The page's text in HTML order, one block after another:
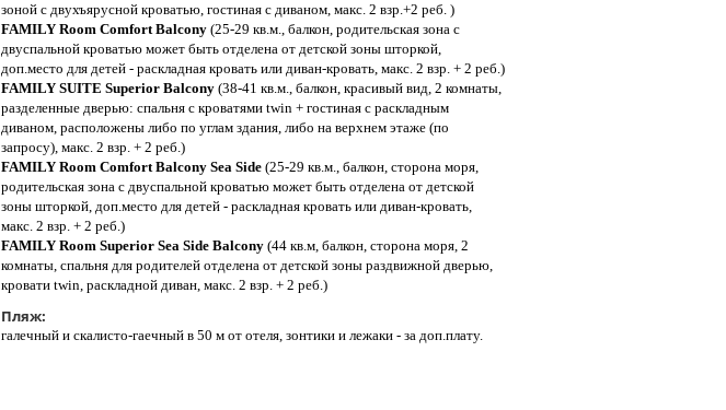
зоной с двухъярусной кроватью, гостиная с диваном, макс. 2 взр.+2 реб. )
FAMILY Room Comfort Balcony (25-29 кв.м., балкон, родительская зона с
двуспальной кроватью может быть отделена от детской зоны шторкой,
доп.место для детей - раскладная кровать или диван-кровать, макс. 2 взр. + 2 реб.)
FAMILY SUITE Superior Balcony (38-41 кв.м., балкон, красивый вид, 2 комнаты,
разделенные дверью: спальня с кроватями twin + гостиная с раскладным
диваном, расположены либо по углам здания, либо на верхнем этаже (по
запросу), макс. 2 взр. + 2 реб.)
FAMILY Room Comfort Balcony Sea Side (25-29 кв.м., балкон, сторона моря,
родительская зона с двуспальной кроватью может быть отделена от детской
зоны шторкой, доп.место для детей - раскладная кровать или диван-кровать,
макс. 2 взр. + 2 реб.)
FAMILY Room Superior Sea Side Balcony (44 кв.м, балкон, сторона моря, 2
комнаты, спальня для родителей отделена от детской зоны раздвижной дверью,
кровати twin, раскладной диван, макс. 2 взр. + 2 реб.)
Пляж:
галечный и скалисто-гаечный в 50 м от отеля, зонтики и лежаки - за доп.плату.